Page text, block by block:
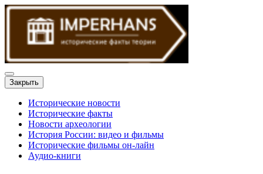
Закрыть
Исторические новости
Исторические факты
Новости археологии
История России: видео и фильмы
Исторические фильмы он-лайн
Аудио-книги